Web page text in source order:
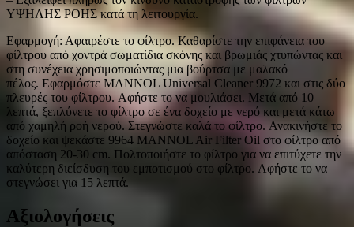
ΥΨΗΛΗΣ ΡΟΗΣ κατά τη λειτουργία.
Εφαρμογή: Αφαιρέστε το φίλτρο. Καθαρίστε την επιφάνεια του
φίλτρου από χοντρά σωματίδια σκόνης και βρωμιάς χτυπώντας και
στη συνέχεια χρησιμοποιώντας μια βούρτσα με μαλακό
πέλος. Εφαρμόστε MANNOL Universal Cleaner 9972 και στις δύο
πλευρές του φίλτρου. Αφήστε το να μουλιάσει. Μετά από 10
λεπτά, ξεπλύνετε το φίλτρο σε ένα δοχείο με νερό και μετά κάτω
από χαμηλή ροή νερού. Στεγνώστε καλά το φίλτρο. Ανακινήστε το
δοχείο και ψεκάστε 9964 MANNOL Air Filter Oil στο φίλτρο από
απόσταση 20-30 cm. Πολτοποιήστε το φίλτρο για να επιτύχετε την
καλύτερη διείσδυση του εμποτισμού στο φίλτρο. Αφήστε το να
στεγνώσει για 15 λεπτά.
Αξιολογήσεις